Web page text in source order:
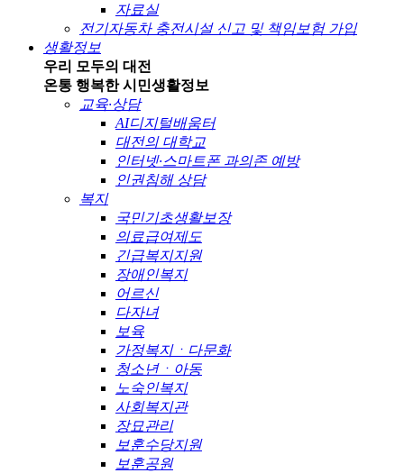
자료실
전기자동차 충전시설 신고 및 책임보험 가입
생활정보
우리 모두의 대전
온통 행복한 시민생활정보
교육·상담
AI디지털배움터
대전의 대학교
인터넷·스마트폰 과의존 예방
인권침해 상담
복지
국민기초생활보장
의료급여제도
긴급복지지원
장애인복지
어르신
다자녀
보육
가정복지ㆍ다문화
청소년ㆍ아동
노숙인복지
사회복지관
장묘관리
보훈수당지원
보훈공원